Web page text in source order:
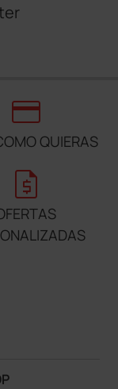
credit_card
QUIERAS
request_quote